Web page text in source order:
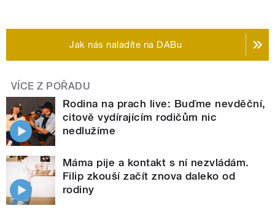
Jak nás naladíte na DABu
VÍCE Z POŘADU
Rodina na prach live: Buďme nevděční,
citově vydírajícím rodičům nic
nedlužíme
Máma pije a kontakt s ní nezvládám.
Filip zkouší začít znova daleko od
rodiny